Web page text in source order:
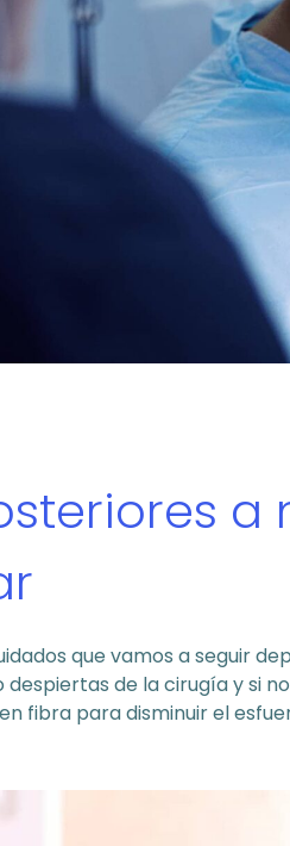
a
que vamos a seguir
de la cirugía y si
fibra para disminuir el